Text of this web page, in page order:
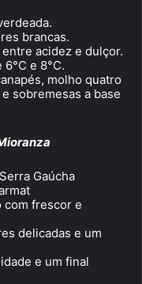
brancas.
acidez e dulçor.
e 8°C.
molho quatro
sobremesas a base
Gaúcha
com frescor e
delicadas e um
e um final